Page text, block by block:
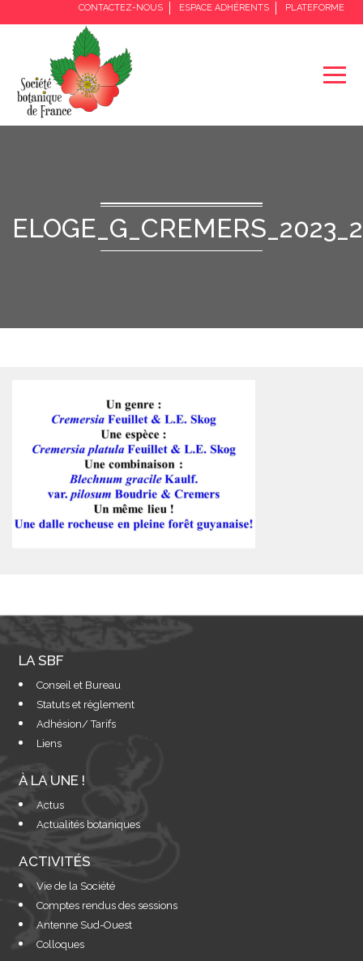
CONTACTEZ-NOUS ESPACE ADHÉRENTS PLATEFORME
LA SBF
Conseil et Bureau
Statuts et règlement
Adhésion/ Tarifs
Liens
À LA UNE !
Actus
Actualités botaniques
ACTIVITÉS
Vie de la Société
Comptes rendus des sessions
Antenne Sud-Ouest
Colloques